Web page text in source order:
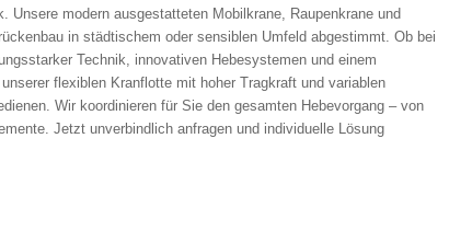
Unsere modern ausgestatteten Mobilkrane, Raupenkrane und
in städtischem oder sensiblen Umfeld abgestimmt. Ob bei
Technik, innovativen Hebesystemen und einem
flexiblen Kranflotte mit hoher Tragkraft und variablen
Wir koordinieren für Sie den gesamten Hebevorgang – von
Jetzt unverbindlich anfragen und individuelle Lösung